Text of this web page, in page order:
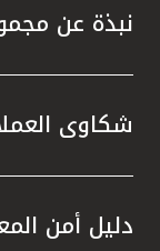
نبذة عن
شكاوى
دليل أمن